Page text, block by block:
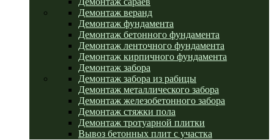
Демонтаж веранд
Демонтаж фундамента
Демонтаж бетонного фундамента
Демонтаж ленточного фундамента
Демонтаж кирпичного фундамента
Демонтаж забора
Демонтаж забора из рабицы
Демонтаж металлического забора
Демонтаж железобетонного забора
Демонтаж стяжки пола
Демонтаж тротуарной плитки
Вывоз бетонных плит с участка